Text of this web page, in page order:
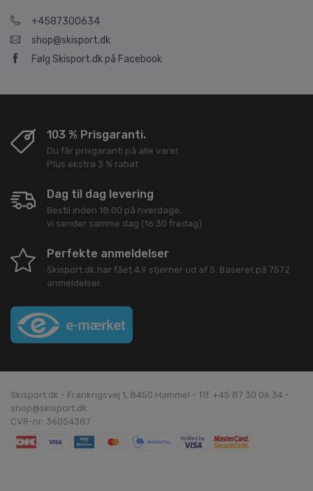
+4587300634
shop@skisport.dk
Følg Skisport.dk på Facebook
103 % Prisgaranti.
Du får prisgaranti på alle varer.
Plus ekstra 3 % rabat
Dag til dag levering
Bestil inden 18:00 på hverdage,
vi sender samme dag (16:30 fredag).
Perfekte anmeldelser
Skisport.dk har fået 4,9 stjerner ud af 5. Baseret på 7572
anmeldelser.
Skisport.dk - Frankrigsvej 1, 8450 Hammel - Tlf. +45 87 30 06 34 -
shop@skisport.dk
CVR-nr: 36054387